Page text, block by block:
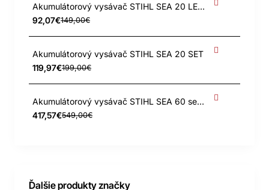
Akumulátorový vysávač STIHL SEA 20 LEN STROJ
92,07€149,00€
Akumulátorový vysávač STIHL SEA 20 SET
119,97€199,00€
Akumulátorový vysávač STIHL SEA 60 set s 2 x AK 20 + AL 101
417,57€549,00€
Ďalšie produkty značky